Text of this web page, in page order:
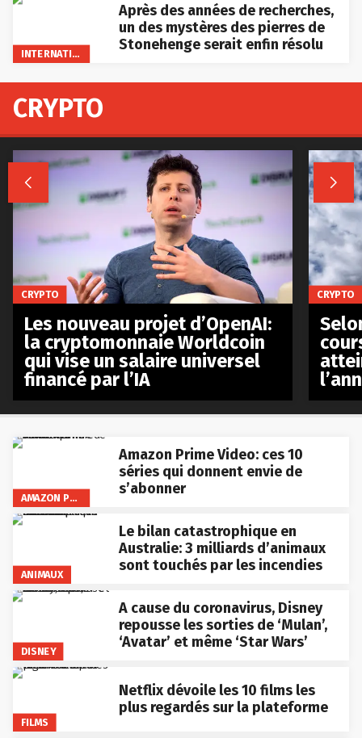
INTERNATIONAL
Après des années de recherches,
un des mystères des pierres de
Stonehenge serait enfin résolu
AMAZON PRIME VIDEO
Amazon Prime Video: ces 10
séries qui donnent envie de
s’abonner
ANIMAUX
Le bilan catastrophique en
Australie: 3 milliards d’animaux
sont touchés par les incendies
DISNEY
A cause du coronavirus, Disney
repousse les sorties de ‘Mulan’,
‘Avatar’ et même ‘Star Wars’
FILMS
Netflix dévoile les 10 films les
plus regardés sur la plateforme
CRYPTO
 
CRYPTO
Les nouveau projet d’OpenAI:
la cryptomonnaie Worldcoin
qui vise un salaire universel
financé par l’IA
CRYPTO